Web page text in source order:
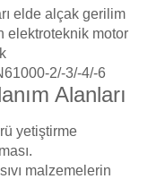
elde alçak gerilim
elektroteknik motor
2/-3/-4/-6
Alanları
yetiştirme
malzemelerin